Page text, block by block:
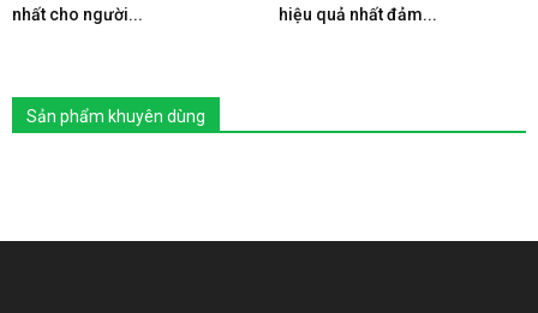
nhất cho người...
hiệu quả nhất đảm...
Sản phẩm khuyên dùng